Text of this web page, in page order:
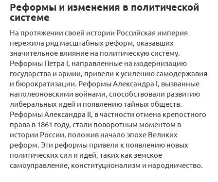
Реформы и изменения в политической
системе
На протяжении своей истории Российская империя
пережила ряд масштабных реформ, оказавших
значительное влияние на политическую систему.
Реформы Петра I, направленные на модернизацию
государства и армии, привели к усилению самодержавия
и бюрократизации. Реформы Александра I, вызванные
наполеоновскими войнами, способствовали развитию
либеральных идей и появлению тайных обществ.
Реформы Александра II, в частности отмена крепостного
права в 1861 году, стали поворотным моментом в
истории России, положив начало эпохе Великих
реформ. Эти реформы привели к появлению новых
политических сил и идей, таких как земское
самоуправление, конституционализм и народничество.